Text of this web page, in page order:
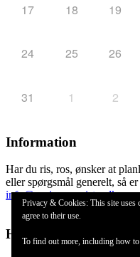
17 18 19
24 25 26
31 1 2
Information
Har du ris, ros, ønsker at
eller spørgsmål generelt, så
info@seniorcampister.dk
Hosted by
Privacy & Cookies: This site uses
agree to their use.
To find out more, including how